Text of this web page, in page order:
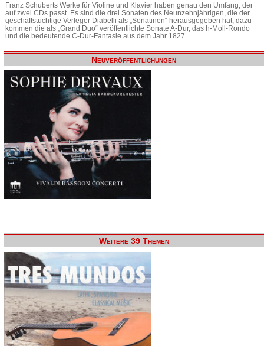
Franz Schuberts Werke für Violine und Klavier haben genau den Umfang, der
auf zwei CDs passt. Es sind die drei Sonaten des Neunzehnjährigen, die der
geschäftstüchtige Verleger Diabelli als „Sonatinen“ herausgegeben hat, dazu
kommen die als „Grand Duo“ veröffentlichte Sonate A-Dur, das h-Moll-Rondo
und die bedeutende C-Dur-Fantasie aus dem Jahr 1827.
Neuveröffentlichungen
Weitere 39 Themen